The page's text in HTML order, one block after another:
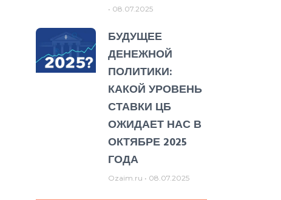
08.07.2025
БУДУЩЕЕ
ДЕНЕЖНОЙ
ПОЛИТИКИ:
КАКОЙ УРОВЕНЬ
СТАВКИ ЦБ
ОЖИДАЕТ НАС В
ОКТЯБРЕ 2025
ГОДА
Ozaim.ru 08.07.2025